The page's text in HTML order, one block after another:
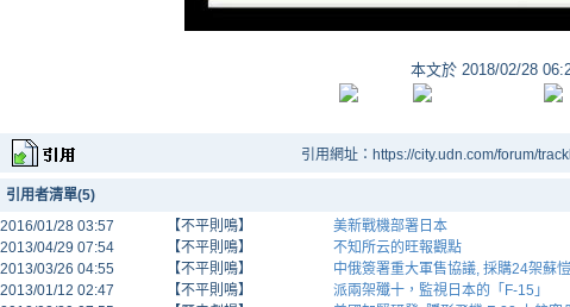
本文於 2018/02/28
引用網址：https://city.udn.com/forum/
引用者清單(5)
2016/01/28 03:57
【不平則鳴】
美新戰機部署日本
2013/04/29 07:54
【不平則鳴】
不知所云的旺報觀點
2013/03/26 04:55
【不平則鳴】
中俄簽署重大軍售協議, 採購24架蘇
2013/01/12 02:47
【不平則鳴】
派兩架殲十，監視日本的「F-15」